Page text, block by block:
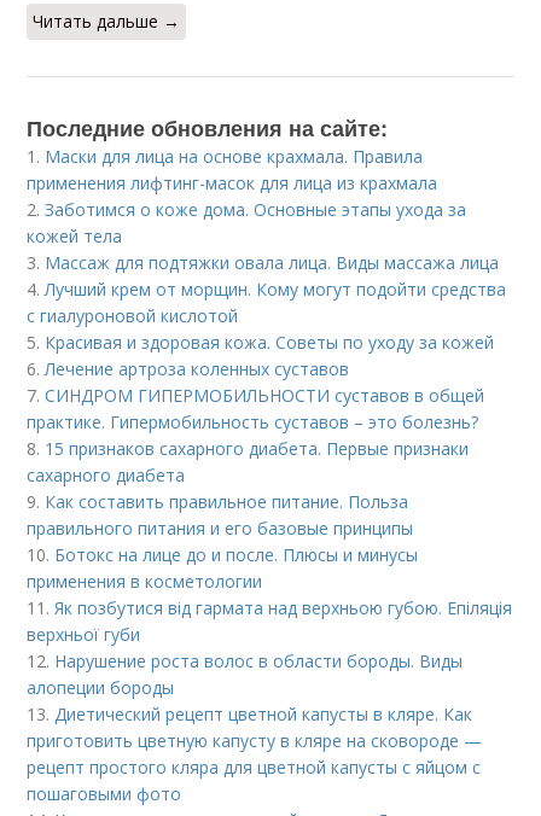
Читать дальше →
Последние обновления на сайте:
1. Маски для лица на основе крахмала. Правила
применения лифтинг-масок для лица из крахмала
2.Заботимся о коже дома. Основные этапы ухода за
кожей тела
3. Массаж для подтяжки овала лица. Виды массажа лица
4.Лучший крем от морщин. Кому могут подойти средства
с гиалуроновой кислотой
5. Красивая и здоровая кожа. Советы по уходу за кожей
6.Лечение артроза коленных суставов
7.СИНДРОМ ГИПЕРМОБИЛЬНОСТИ суставов в общей
практике. Гипермобильность суставов – это болезнь?
8. 15 признаков сахарного диабета. Первые признаки
сахарного диабета
9. Как составить правильное питание. Польза
правильного питания и его базовые принципы
10. Ботокс на лице до и после. Плюсы и минусы
применения в косметологии
11.Як позбутися від гармата над верхньою губою. Епіляція
верхньої губи
12. Нарушение роста волос в области бороды. Виды
алопеции бороды
13.Диетический рецепт цветной капусты в кляре. Как
приготовить цветную капусту в кляре на сковороде —
рецепт простого кляра для цветной капусты с яйцом с
пошаговыми фото